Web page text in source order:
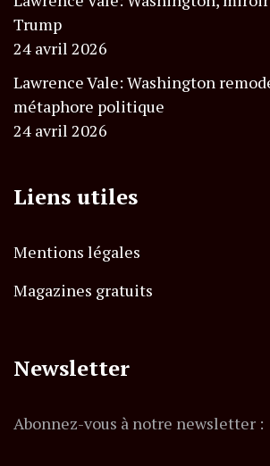
Trump
24 avril 2026
Lawrence Vale: Washington
métaphore politique
24 avril 2026
Liens utiles
Mentions légales
Magazines gratuits
Newsletter
Abonnez-vous à notre newsletter :